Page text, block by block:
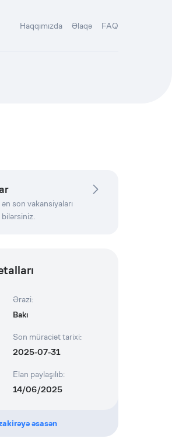
Haqqımızda Əlaqə FAQ
son vakansiyaları
bilərsiniz.
Ərazi:
Bakı
Son müraciət tarixi:
2025-07-31
Elan paylaşılıb:
14/06/2025
əsasən